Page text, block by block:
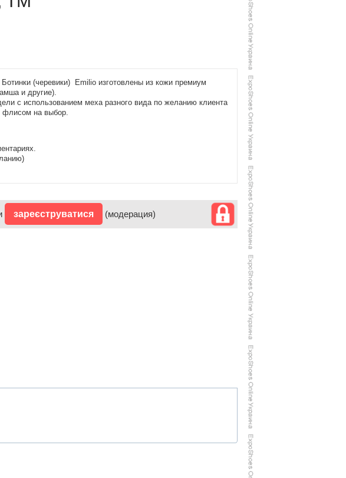
(черевики) Emilio изготовлены из кожи премиум
и другие).
с использованием меха разного вида по желанию клиента
флисом на выбор.
зареєструватися (модерация)